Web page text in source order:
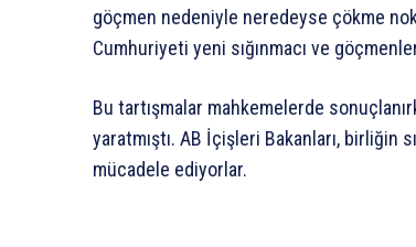
göçmen nedeniyle neredeyse çökme
Cumhuriyeti yeni sığınmacı ve
Bu tartışmalar mahkemelerde
yaratmıştı. AB İçişleri Bakanları, birliğin
mücadele ediyorlar.